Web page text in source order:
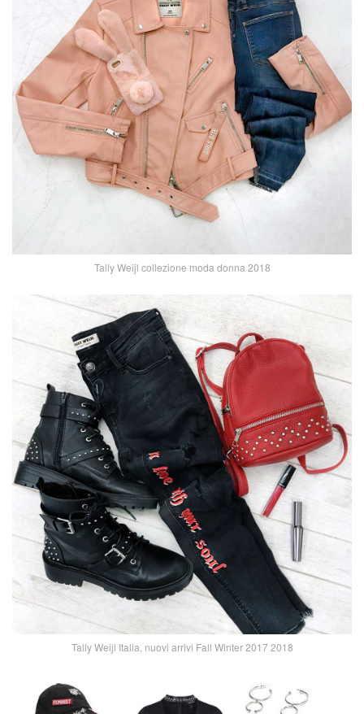
Tally Weijl collezione moda donna 2018
Tally Weijl Italia, nuovi arrivi Fall Winter 2017 2018